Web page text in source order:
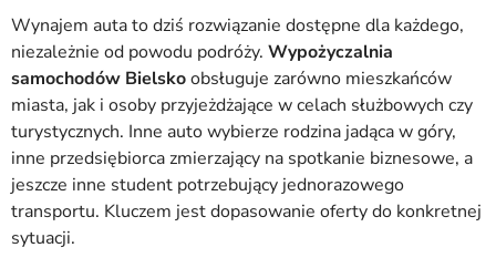
Wynajem auta to dziś rozwiązanie dostępne dla każdego,
niezależnie od powodu podróży. Wypożyczalnia
samochodów Bielskoobsługuje zarówno mieszkańców
miasta, jak i osoby przyjeżdżające w celach służbowych czy
turystycznych. Inne auto wybierze rodzina jadąca w góry,
inne przedsiębiorca zmierzający na spotkanie biznesowe, a
jeszcze inne student potrzebujący jednorazowego
transportu. Kluczem jest dopasowanie oferty do konkretnej
sytuacji.